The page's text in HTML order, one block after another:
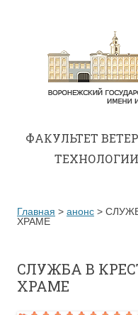
ФАКУЛЬТЕТ
Главная > анонс >
ХРАМЕ
СЛУЖБА В
ХРАМЕ